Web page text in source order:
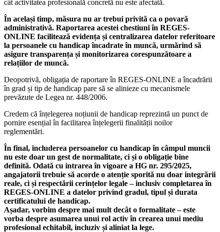
cât activitatea profesională concretă nu este afectată.
În același timp, măsura nu ar trebui privită ca o povară
administrativă. Raportarea acestei chestiuni în REGES-
ONLINE facilitează evidența și centralizarea datelor referitoare
la persoanele cu handicap încadrate în muncă, urmărind să
asigure transparența și monitorizarea corespunzătoare a
relațiilor de muncă.
Deopotrivă, obligația de raportare în REGES-ONLINE a încadrării
în grad și tip de handicap pare să se alinieze cu mecanismele
prevăzute de Legea nr. 448/2006.
Credem că înțelegerea noțiunii de handicap reprezintă un punct de
pornire esențial în facilitarea înțelegerii finalității noilor
reglementări.
În final, includerea persoanelor cu handicap în câmpul muncii
nu este doar un gest de normalitate, ci și o obligație bine
definită. Odată cu intrarea în vigoare a HG nr. 295/2025,
angajatorii trebuie să acorde o atenție sporită nu doar integrării
reale, ci și respectării cerințelor legale – inclusiv completarea în
REGES-ONLINE a datelor privind gradul, tipul și durata
certificatului de handicap.
Așadar, vorbim despre mai mult decât o formalitate – este
vorba despre asumarea unui rol activ în crearea unui mediu
profesional echitabil, incluziv și aliniat la lege.